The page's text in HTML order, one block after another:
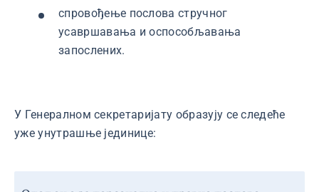
спровођење послова стручног
усавршавања и оспособљавања
запослених.
У Генералном секретаријату образују се следеће
уже унутрашње јединице: